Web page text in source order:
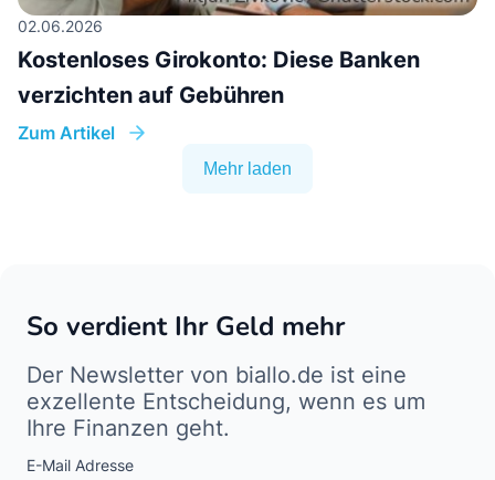
02.06.2026
Kostenloses Girokonto: Diese Banken
verzichten auf Gebühren
Zum Artikel
Mehr laden
So verdient Ihr Geld mehr
Der Newsletter von biallo.de ist eine
exzellente Entscheidung, wenn es um
Ihre Finanzen geht.
E-Mail Adresse
Interests
Amount